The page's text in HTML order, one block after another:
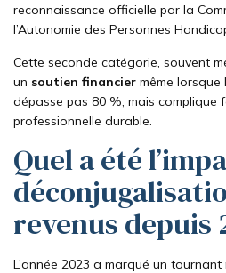
reconnaissance officielle par la
l’Autonomie des Personnes
Cette seconde catégorie, souvent
un soutien financier même lorsque
dépasse pas 80 %, mais complique
professionnelle durable.
Quel a été
revenus depuis
L’année 2023 a marqué un